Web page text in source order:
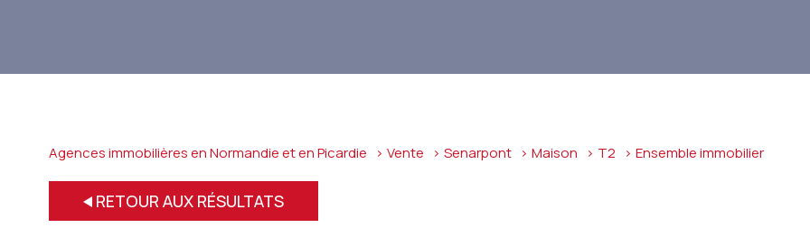
Agences immobilières en Normandie et en Picardie Vente Senarpont Maison T2 ensemble immobilier
RETOUR AUX RÉSULTATS